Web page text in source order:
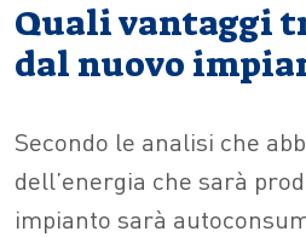
Quali vantaggi
dal nuovo
Secondo le analisi che
dell’energia che sarà
impianto sarà